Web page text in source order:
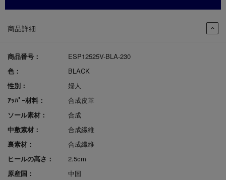
商品詳細
商品番号：
ESP12525V-BLA-230
色：
BLACK
性別：
婦人
ｱｯﾊﾟｰ材料：
合成皮革
ソール素材：
合成
中敷素材：
合成繊維
裏素材：
合成繊維
ヒールの高さ：
2.5cm
原産国：
中国